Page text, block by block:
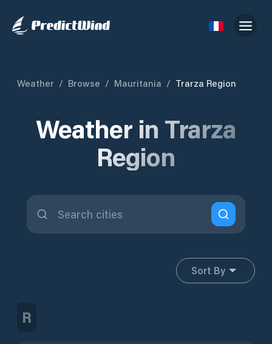
Weather / Browse / Mauritania / Trarza Region
Weather in Trarza
Region
Sort By
R